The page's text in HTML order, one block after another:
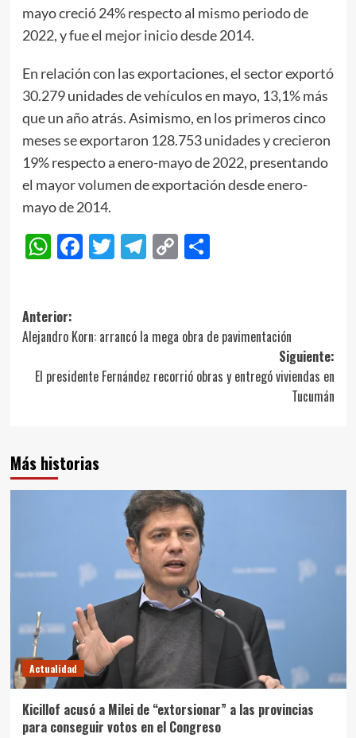
mayo creció 24% respecto al mismo periodo de
2022, y fue el mejor inicio desde 2014.
En relación con las exportaciones, el sector exportó
30.279 unidades de vehículos en mayo, 13,1% más
que un año atrás. Asimismo, en los primeros cinco
meses se exportaron 128.753 unidades y crecieron
19% respecto a enero-mayo de 2022, presentando
el mayor volumen de exportación desde enero-
mayo de 2014.
WhatsApp
Facebook
Twitter
Telegram
CopyCompartir
Navegación
de
entradas
Anterior:
Alejandro Korn: arrancó la mega obra de pavimentación
Siguiente:
El presidente Fernández recorrió obras y entregó viviendas en
Tucumán
Más historias
Actualidad
Kicillof acusó a Milei de “extorsionar” a las provincias
para conseguir votos en el Congreso